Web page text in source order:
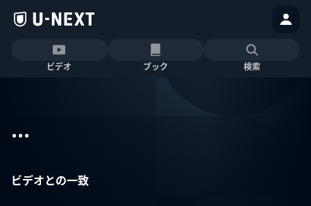
ビデオ ブック 検索
...
ビデオとの一致